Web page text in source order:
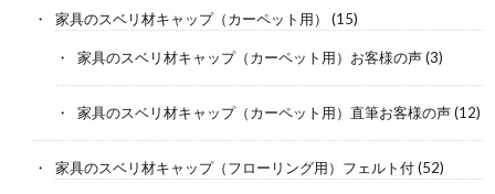
家具のスベリ材キャップ（カーペット用） (15)
家具のスベリ材キャップ（カーペット用）お客様の声(3)
家具のスベリ材キャップ（カーペット用）直筆お客様の声(12)
家具のスベリ材キャップ（フローリング用）フェルト付(52)